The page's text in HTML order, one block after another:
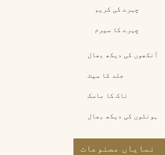
چہرے کی کریم
چہرے کا سیرم
آنکھوں کی دیکھ بھال
جلد کا سیٹ
ناک کا ماسک
ہونٹوں کی دیکھ بھال
نمایاں مصنوعات